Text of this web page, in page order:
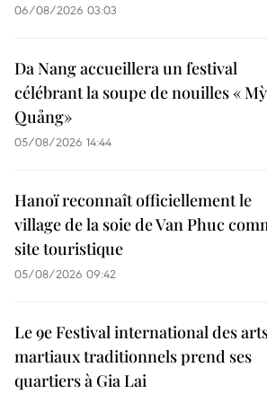
06/08/2026 03:03
Da Nang accueillera un festival
célébrant la soupe de nouilles « Mỳ
Quảng»
05/08/2026 14:44
Hanoï reconnaît officiellement le
village de la soie de Van Phuc
site touristique
05/08/2026 09:42
Le 9e Festival international des
martiaux traditionnels prend ses
quartiers à Gia Lai